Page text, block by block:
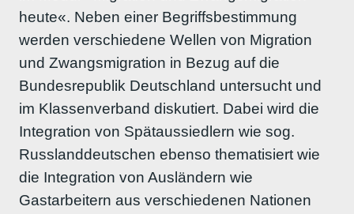
heute«. Neben einer Begriffsbestimmung
werden verschiedene Wellen von Migration
und Zwangsmigration in Bezug auf die
Bundesrepublik Deutschland untersucht und
im Klassenverband diskutiert. Dabei wird die
Integration von Spätaussiedlern wie sog.
Russlanddeutschen ebenso thematisiert wie
die Integration von Ausländern wie
Gastarbeitern aus verschiedenen Nationen